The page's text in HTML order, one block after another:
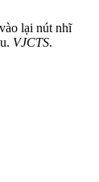
lại nút nhĩ
VJCTS.